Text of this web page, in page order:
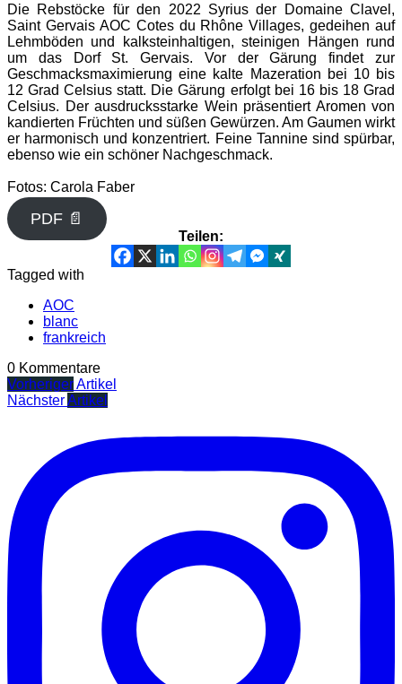
Die Rebstöcke für den 2022 Syrius der Domaine Clavel,
Saint Gervais AOC Cotes du Rhône Villages, gedeihen auf
Lehmböden und kalksteinhaltigen, steinigen Hängen rund
um das Dorf St. Gervais. Vor der Gärung findet zur
Geschmacksmaximierung eine kalte Mazeration bei 10 bis
12 Grad Celsius statt. Die Gärung erfolgt bei 16 bis 18 Grad
Celsius. Der ausdrucksstarke Wein präsentiert Aromen von
kandierten Früchten und süßen Gewürzen. Am Gaumen wirkt
er harmonisch und konzentriert. Feine Tannine sind spürbar,
ebenso wie ein schöner Nachgeschmack.
Fotos: Carola Faber
PDF 📄
Teilen:
Tagged with
AOC
blanc
frankreich
0 Kommentare
VorherigerArtikel
NächsterArtikel